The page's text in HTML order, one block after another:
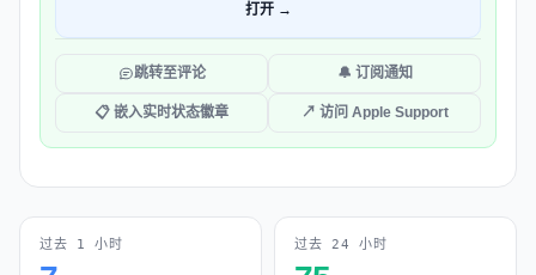
打开 →
跳转至评论 🔔 订阅通知
📋 嵌入实时状态徽章 ↗ 访问 Apple Support
过去 1 小时 过去 24 小时